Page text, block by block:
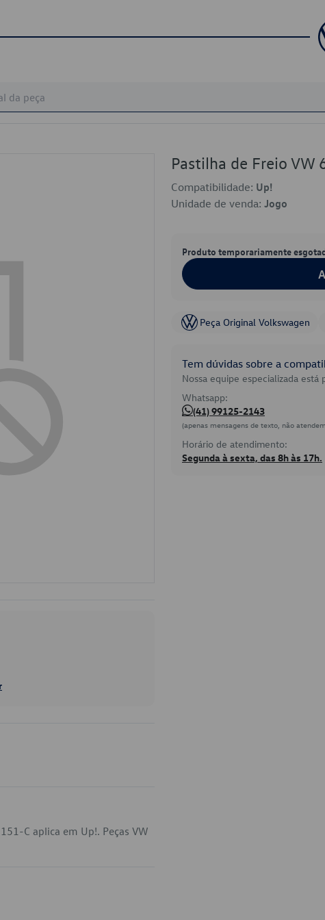
C aplica em Up!. Peças VW
Pastilha de Freio VW
Compatibilidade: Up!
Unidade de venda: Jogo
Produto temporariamente
Peça Original Volkswagen
Tem dúvidas sobre a
Nossa equipe especializada está
Whatsapp:
(41) 99125-2143
(apenas mensagens de texto, não
Horário de atendimento:
Segunda à sexta, das 8h às 17h.